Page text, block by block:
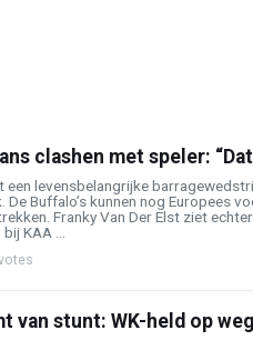
clashen met speler:
een levensbelangrijke
De Buffalo’s kunnen nog Europees
Franky Van Der Elst ziet
KAA ...
van stunt: WK-held op